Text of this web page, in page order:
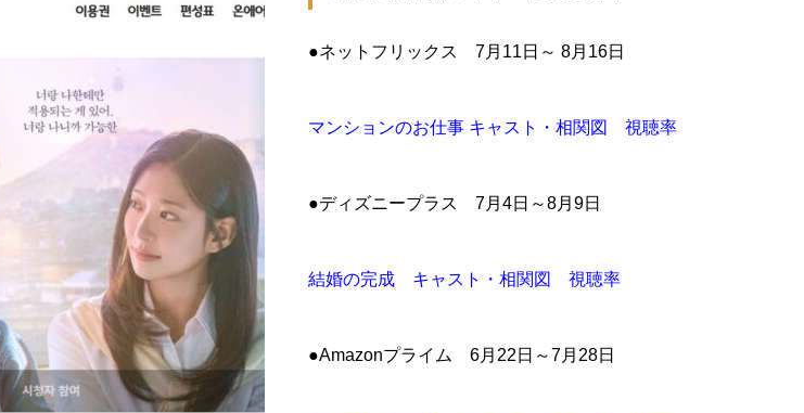
●ネットフリックス 7月11日～ 8月16日
マンションのお仕事 キャスト・相関図 視聴率
●ディズニープラス 7月4日～8月9日
結婚の完成 キャスト・相関図 視聴率
●Amazonプライム 6月22日～7月28日